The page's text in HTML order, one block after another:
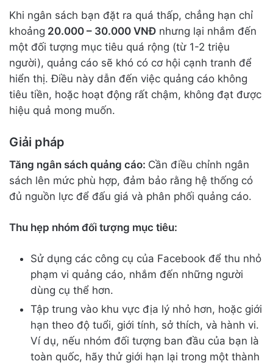
Khi ngân sách bạn đặt ra quá thấp, chẳng hạn chỉ
khoảng 20.000 – 30.000 VNĐ nhưng lại nhắm đến
một đối tượng mục tiêu quá rộng (từ 1-2 triệu
người), quảng cáo sẽ khó có cơ hội cạnh tranh để
hiển thị. Điều này dẫn đến việc quảng cáo không
tiêu tiền, hoặc hoạt động rất chậm, không đạt được
hiệu quả mong muốn.
Giải pháp
Tăng ngân sách quảng cáo: Cần điều chỉnh ngân
sách lên mức phù hợp, đảm bảo rằng hệ thống có
đủ nguồn lực để đấu giá và phân phối quảng cáo.
Thu hẹp nhóm đối tượng mục tiêu:
Sử dụng các công cụ của Facebook để thu nhỏ
phạm vi quảng cáo, nhắm đến những người
dùng cụ thể hơn.
Tập trung vào khu vực địa lý nhỏ hơn, hoặc giới
hạn theo độ tuổi, giới tính, sở thích, và hành vi.
Ví dụ, nếu nhóm đối tượng ban đầu của bạn là
toàn quốc, hãy thử giới hạn lại trong một thành